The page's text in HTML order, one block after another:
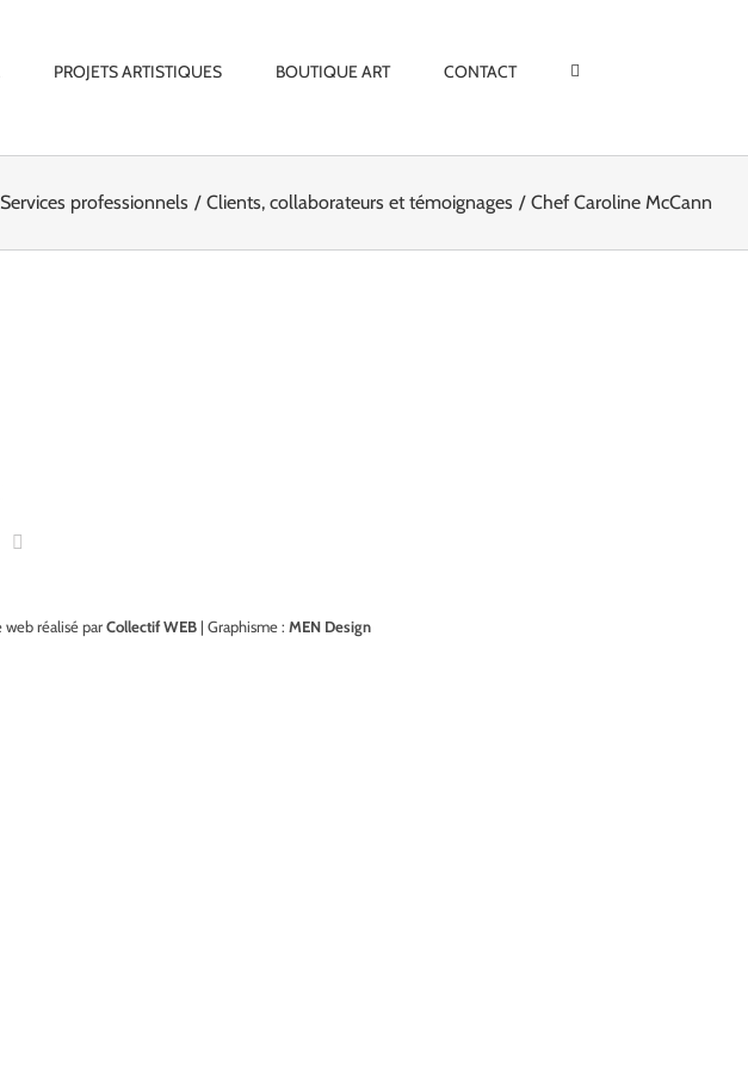
PROJETS ARTISTIQUES BOUTIQUE ART CONTACT
Services professionnels Clients, collaborateurs et témoignages Chef Caroline McCann
web réalisé parCollectif WEB | Graphisme : MEN Design